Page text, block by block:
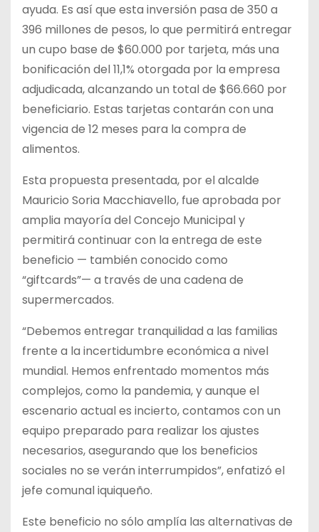
ayuda. Es así que esta inversión pasa de 350 a
396 millones de pesos, lo que permitirá entregar
un cupo base de $60.000 por tarjeta, más una
bonificación del 11,1% otorgada por la empresa
adjudicada, alcanzando un total de $66.660 por
beneficiario. Estas tarjetas contarán con una
vigencia de 12 meses para la compra de
alimentos.
Esta propuesta presentada, por el alcalde
Mauricio Soria Macchiavello, fue aprobada por
amplia mayoría del Concejo Municipal y
permitirá continuar con la entrega de este
beneficio — también conocido como
“giftcards”— a través de una cadena de
supermercados.
“Debemos entregar tranquilidad a las familias
frente a la incertidumbre económica a nivel
mundial. Hemos enfrentado momentos más
complejos, como la pandemia, y aunque el
escenario actual es incierto, contamos con un
equipo preparado para realizar los ajustes
necesarios, asegurando que los beneficios
sociales no se verán interrumpidos”, enfatizó el
jefe comunal iquiqueño.
Este beneficio no sólo amplía las alternativas de